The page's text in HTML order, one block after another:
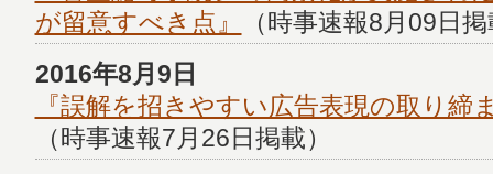
が留意すべき点』
（時事速報8月09日
2016年8月9日
『誤解を招きやすい広告表現の取り締
（時事速報7月26日掲載）